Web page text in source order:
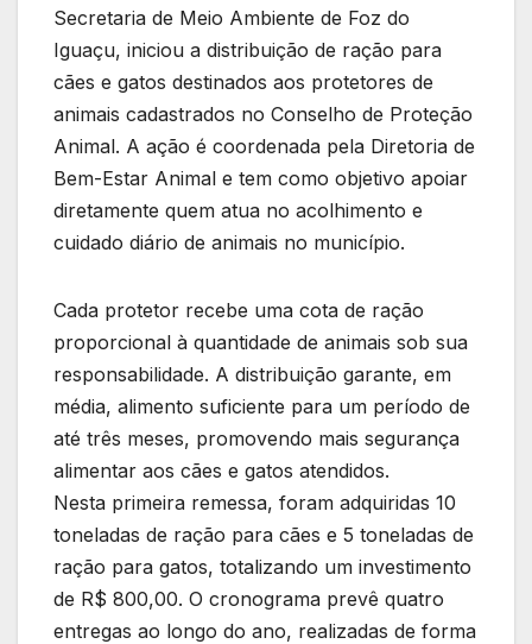
Secretaria de Meio Ambiente de Foz do
Iguaçu, iniciou a distribuição de ração para
cães e gatos destinados aos protetores de
animais cadastrados no Conselho de Proteção
Animal. A ação é coordenada pela Diretoria de
Bem-Estar Animal e tem como objetivo apoiar
diretamente quem atua no acolhimento e
cuidado diário de animais no município.
Cada protetor recebe uma cota de ração
proporcional à quantidade de animais sob sua
responsabilidade. A distribuição garante, em
média, alimento suficiente para um período de
até três meses, promovendo mais segurança
alimentar aos cães e gatos atendidos.
Nesta primeira remessa, foram adquiridas 10
toneladas de ração para cães e 5 toneladas de
ração para gatos, totalizando um investimento
de R$ 800,00. O cronograma prevê quatro
entregas ao longo do ano, realizadas de forma